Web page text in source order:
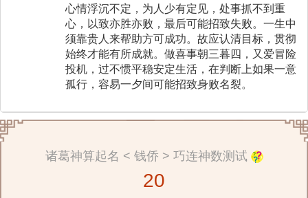
心情浮沉不定，为人少有定见，处事抓不到重
心，以致亦胜亦败，最后可能招致失败。一生中
须靠贵人来帮助方可成功。故应认清目标，贯彻
始终才能有所成就。做喜事朝三暮四，又爱冒险
投机，过不惯平稳安定生活，在判断上如果一意
孤行，容易一夕间可能招致身败名裂。
诸葛神算起名 < 钱侨 > 巧连神数测试
20